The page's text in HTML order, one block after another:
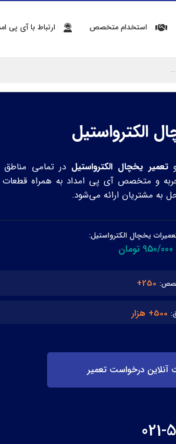
استخدام متخصص ارتباط با آی پی
الکترواستیل
تعمیر یخچال الکترواستیل در تمامی مناطق
و متخصص آی پی امداد به همراه قطعات
به مشتریان ارائه می‌شود.
یخچال الکترواستیل:
250+
500+ هزار
آنلاین درخواست تعمیر
021-